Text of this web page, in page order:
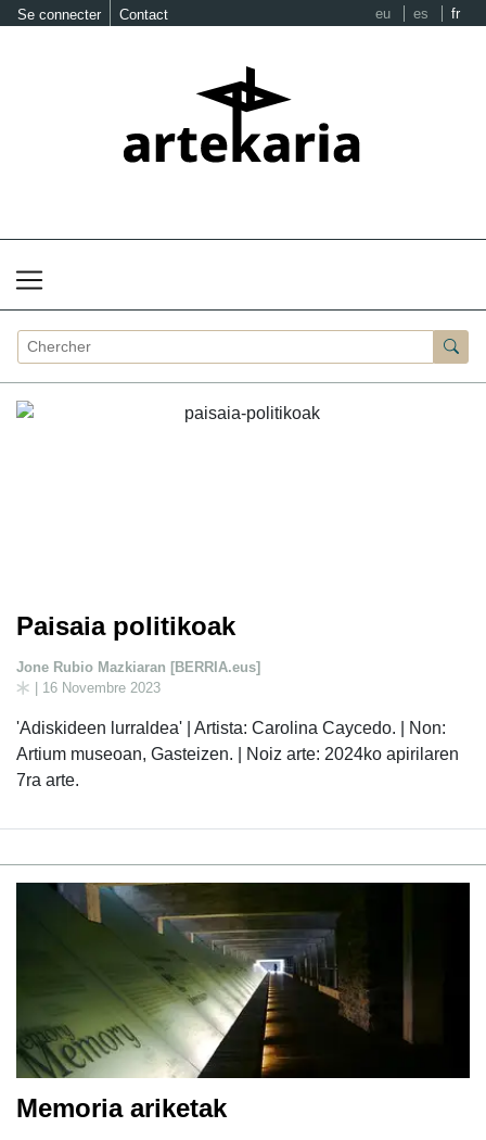
Se connecter Contact eu es fr
Paisaia politikoak
Jone Rubio Mazkiaran [BERRIA.eus]
| 16 Novembre 2023
'Adiskideen lurraldea' | Artista: Carolina Caycedo. | Non:
Artium museoan, Gasteizen. | Noiz arte: 2024ko apirilaren
7ra arte.
Memoria ariketak